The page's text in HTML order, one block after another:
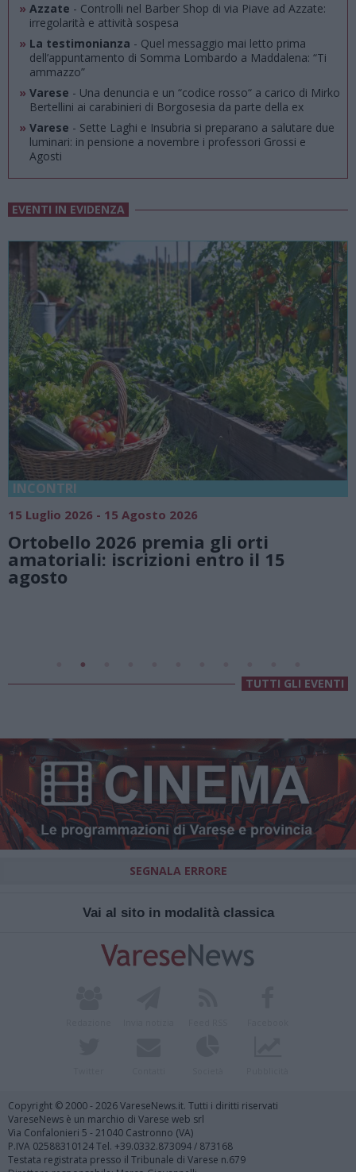
» Azzate - Controlli nel Barber Shop di via Piave ad Azzate:
irregolarità e attività sospesa
» La testimonianza - Quel messaggio mai letto prima
dell’appuntamento di Somma Lombardo a Maddalena: “Ti
ammazzo”
» Varese - Una denuncia e un “codice rosso“ a carico di Mirko
Bertellini ai carabinieri di Borgosesia da parte della ex
» Varese - Sette Laghi e Insubria si preparano a salutare due
luminari: in pensione a novembre i professori Grossi e
Agosti
EVENTI IN EVIDENZA
gli orti
il 15
18 Luglio 2026 - 15 Agosto 2026
Vivi l’estate a Villa
natura e atmosfere
Lago di Lugano
TUTTI GLI EVENTI
SEGNALA ERRORE
Vai al sito in modalità classica
Copyright © 2000 - 2026 VareseNews.it. Tutti i diritti riservati
VareseNews è un marchio di Varese web srl
Via Confalonieri 5 - 21040 Castronno (VA)
P.IVA 02588310124 Tel. +39.0332.873094 / 873168
Testata registrata presso il Tribunale di Varese n.679